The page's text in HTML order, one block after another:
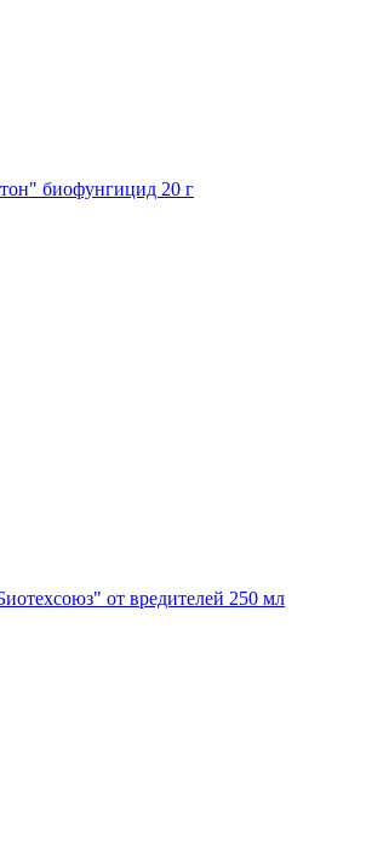
биофунгицид 20 г
от вредителей 250 мл